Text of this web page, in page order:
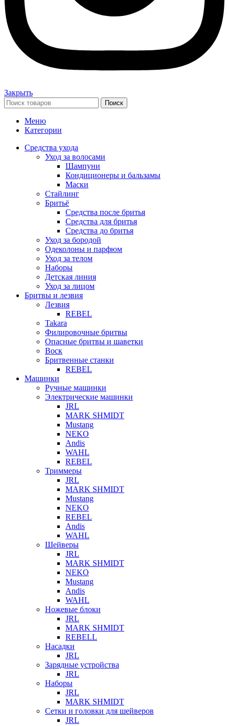
Закрыть
Поиск
Меню
Категории
Средства ухода
Уход за волосами
Шампуни
Кондиционеры и бальзамы
Маски
Стайлинг
Бритьё
Средства после бритья
Средства для бритья
Средства до бритья
Уход за бородой
Одеколоны и парфюм
Уход за телом
Наборы
Детская линия
Уход за лицом
Бритвы и лезвия
Лезвия
REBEL
Takara
Филировочные бритвы
Опасные бритвы и шаветки
Воск
Бритвенные станки
REBEL
Машинки
Ручные машинки
Электрические машинки
JRL
MARK SHMIDT
Mustang
NEKO
Andis
WAHL
REBEL
Триммеры
JRL
MARK SHMIDT
Mustang
NEKO
REBEL
Andis
WAHL
Шейверы
JRL
MARK SHMIDT
NEKO
Mustang
Andis
WAHL
Ножевые блоки
JRL
MARK SHMIDT
REBELL
Насадки
JRL
Зарядные устройства
JRL
Наборы
JRL
MARK SHMIDT
Сетки и головки для шейверов
JRL